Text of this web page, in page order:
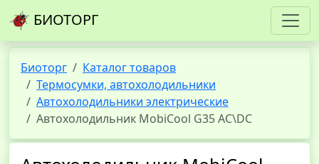
БИОТОРГ
Биоторг
Каталог товаров
Термосумки, автохолодильники
Автохолодильники электрические
Автохолодильник MobiCool G35 AC\DC